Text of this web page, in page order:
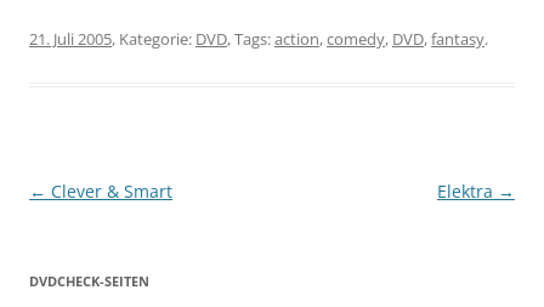
21. Juli 2005, Kategorie: DVD, Tags:action,comedy, DVD,fantasy.
Beitragsnavigation
← Clever & Smart Elektra →
DVDCHECK-SEITEN